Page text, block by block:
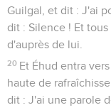
Guilgal, et dit : J'ai
dit : Silence ! Et
d'auprès de lui.
20 Et Éhud entra
haute de
dit : J'ai une parole